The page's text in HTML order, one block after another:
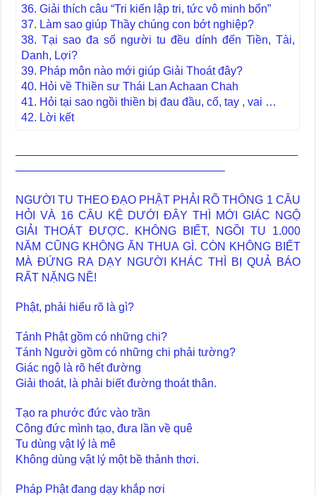
36. Giải thích câu “Tri kiến lập tri, tức vô minh bổn”
37. Làm sao giúp Thầy chúng con bớt nghiệp?
38. Tại sao đa số người tu đều dính đến Tiền, Tài,
Danh, Lợi?
39. Pháp môn nào mới giúp Giải Thoát đây?
40. Hỏi về Thiền sư Thái Lan Achaan Chah
41. Hỏi tại sao ngồi thiền bị đau đầu, cổ, tay , vai …
42. Lời kết
—————————————————————————
——————————————————–
NGƯỜI TU THEO ĐẠO PHẬT PHẢI RÕ THÔNG 1 CÂU
HỎI VÀ 16 CÂU KỆ DƯỚI ĐÂY THÌ MỚI GIÁC NGỘ
GIẢI THOÁT ĐƯỢC. KHÔNG BIẾT, NGỒI TU 1.000
NĂM CŨNG KHÔNG ĂN THUA GÌ. CÒN KHÔNG BIẾT
MÀ ĐỨNG RA DẠY NGƯỜI KHÁC THÌ BỊ QUẢ BÁO
RẤT NẶNG NỀ!
Phật, phải hiểu rõ là gì?
Tánh Phật gồm có những chi?
Tánh Người gồm có những chi phải tường?
Giác ngộ là rõ hết đường
Giải thoát, là phải biết đường thoát thân.
Tạo ra phước đức vào trần
Công đức mình tạo, đưa lần về quê
Tu dùng vật lý là mê
Không dùng vật lý một bề thảnh thơi.
Pháp Phật đang dạy khắp nơi